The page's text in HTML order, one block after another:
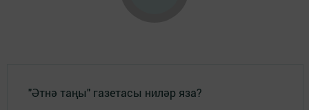
"Әтнә таңы" газетасы ниләр яза?